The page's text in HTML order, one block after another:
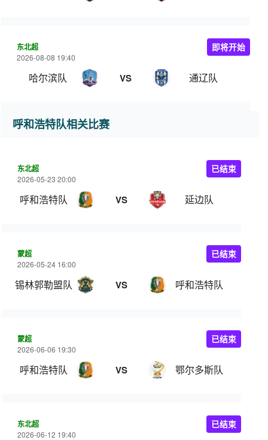
东北超
2026-08-08 19:40
哈尔滨队 VS 通辽队
即将开始
呼和浩特队相关比赛
东北超
2026-05-23 20:00
呼和浩特队 VS 延边队
已结束
蒙超
2026-05-24 16:00
锡林郭勒盟队 VS 呼和浩特队
已结束
蒙超
2026-06-06 19:30
呼和浩特队 VS 鄂尔多斯队
已结束
东北超
2026-06-12 19:40
已结束